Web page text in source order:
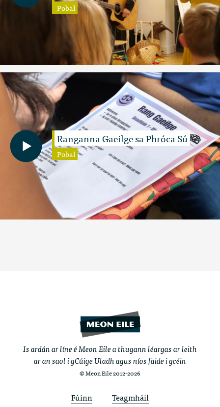
Pobal
Ranganna Gaeilge sa Phróca Sú
Pobal
Is ardán ar líne é Meon Eile a thugann léargas ar leith
ar an saol i gCúige Uladh agus níos faide i gcéin
© Meon Eile 2012-2026
Fúinn Teagmháil